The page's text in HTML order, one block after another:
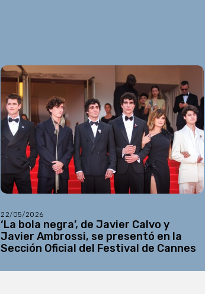
22/05/2026
‘La bola negra’, de Javier Calvo y
Javier Ambrossi, se presentó en la
Sección Oficial del Festival de Cannes